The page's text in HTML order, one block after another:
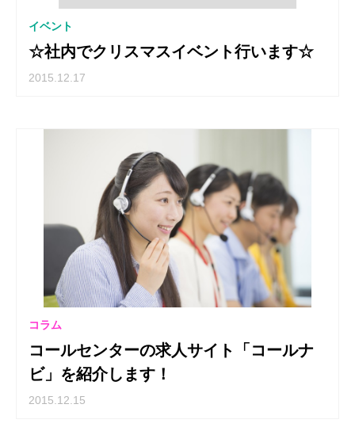
イベント
☆社内でクリスマスイベント行います☆
2015.12.17
コラム
コールセンターの求人サイト「コールナ
ビ」を紹介します！
2015.12.15